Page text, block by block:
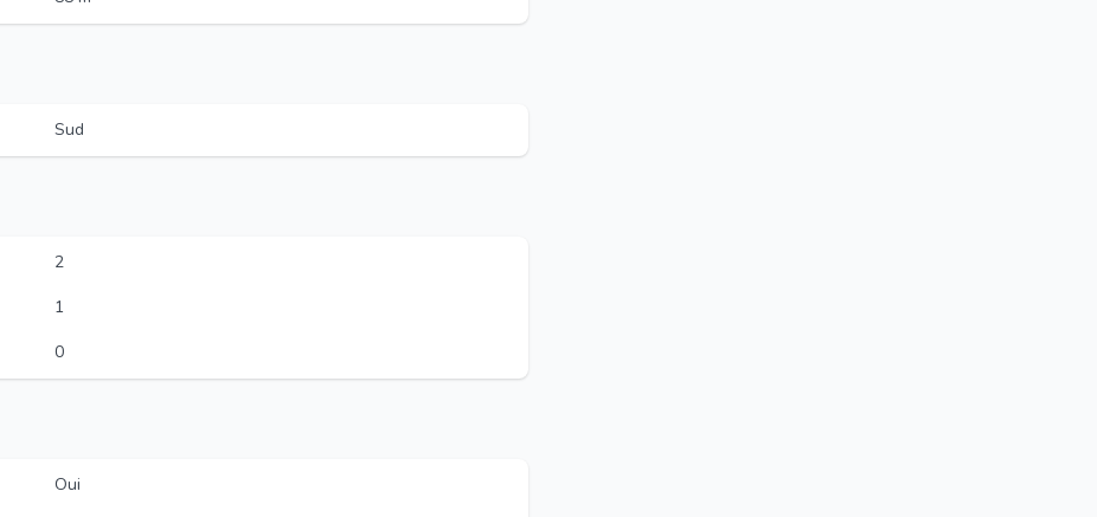
Sud
2
1
0
Oui